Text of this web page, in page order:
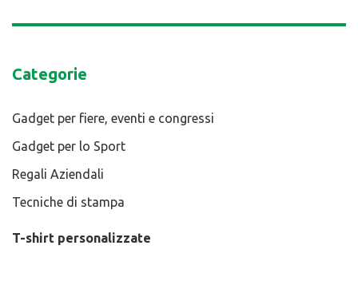
Categorie
Gadget per fiere, eventi e congressi
Gadget per lo Sport
Regali Aziendali
Tecniche di stampa
T-shirt personalizzate